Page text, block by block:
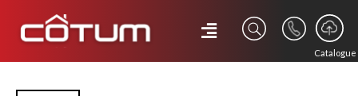
Catalogue